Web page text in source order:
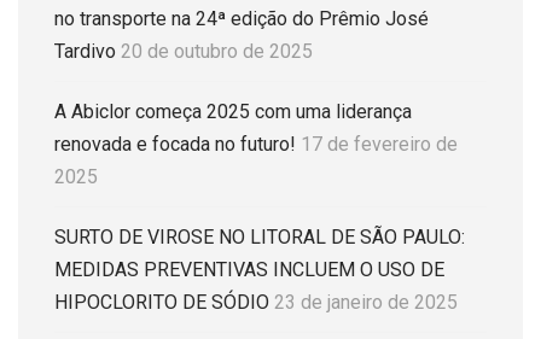
no transporte na 24ª edição do Prêmio José
Tardivo 20 de outubro de 2025
A Abiclor começa 2025 com uma liderança
renovada e focada no futuro! 17 de fevereiro de
2025
SURTO DE VIROSE NO LITORAL DE SÃO PAULO:
MEDIDAS PREVENTIVAS INCLUEM O USO DE
HIPOCLORITO DE SÓDIO 23 de janeiro de 2025